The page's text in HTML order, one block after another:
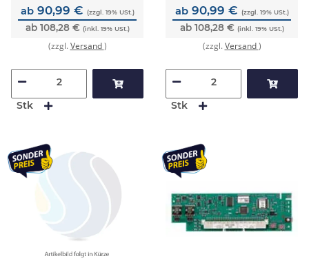
ab90,99 € (zzgl. 19% USt.)
ab 108,28 € (inkl. 19% USt.)
(zzgl.Versand)
Stk
ab90,99 € (zzgl. 19% USt.)
ab 108,28 € (inkl. 19% USt.)
(zzgl.Versand)
Stk